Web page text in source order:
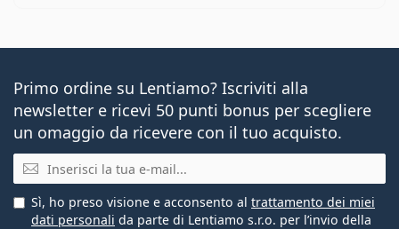
Primo ordine su Lentiamo? Iscriviti alla
newsletter e ricevi 50 punti bonus per scegliere
un omaggio da ricevere con il tuo acquisto.
E-mail
Sì, ho preso visione e acconsento al trattamento dei miei
dati personali da parte di Lentiamo s.r.o. per l’invio della